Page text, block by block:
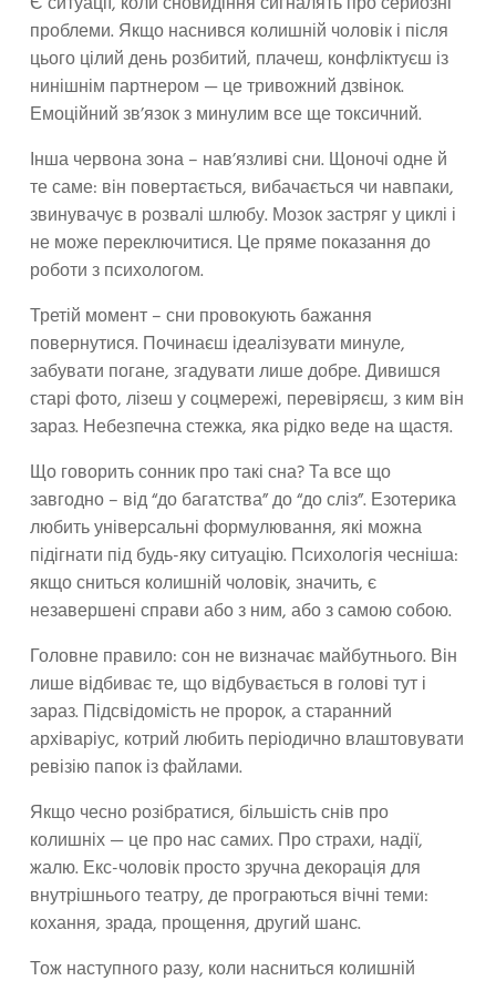
проблеми. Якщо наснився колишній чоловік і після
цього цілий день розбитий, плачеш, конфліктуєш із
нинішнім партнером — це тривожний дзвінок.
Емоційний зв’язок з минулим все ще токсичний.
Інша червона зона – нав’язливі сни. Щоночі одне й
те саме: він повертається, вибачається чи навпаки,
звинувачує в розвалі шлюбу. Мозок застряг у циклі і
не може переключитися. Це пряме показання до
роботи з психологом.
Третій момент – сни провокують бажання
повернутися. Починаєш ідеалізувати минуле,
забувати погане, згадувати лише добре. Дивишся
старі фото, лізеш у соцмережі, перевіряєш, з ким він
зараз. Небезпечна стежка, яка рідко веде на щастя.
Що говорить сонник про такі сна? Та все що
завгодно – від “до багатства” до “до сліз”. Езотерика
любить універсальні формулювання, які можна
підігнати під будь-яку ситуацію. Психологія чесніша:
якщо сниться колишній чоловік, значить, є
незавершені справи або з ним, або з самою собою.
Головне правило: сон не визначає майбутнього. Він
лише відбиває те, що відбувається в голові тут і
зараз. Підсвідомість не пророк, а старанний
архіваріус, котрий любить періодично влаштовувати
ревізію папок із файлами.
Якщо чесно розібратися, більшість снів про
колишніх — це про нас самих. Про страхи, надії,
жалю. Екс-чоловік просто зручна декорація для
внутрішнього театру, де програються вічні теми:
кохання, зрада, прощення, другий шанс.
Тож наступного разу, коли насниться колишній